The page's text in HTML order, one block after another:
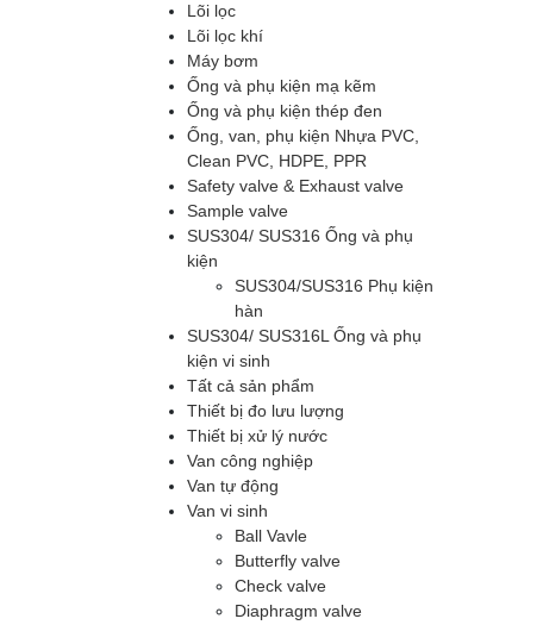
Lõi lọc
Lõi lọc khí
Máy bơm
Ống và phụ kiện mạ kẽm
Ống và phụ kiện thép đen
Ống, van, phụ kiện Nhựa PVC,
Clean PVC, HDPE, PPR
Safety valve & Exhaust valve
Sample valve
SUS304/ SUS316 Ống và phụ
kiện
SUS304/SUS316 Phụ kiện
hàn
SUS304/ SUS316L Ống và phụ
kiện vi sinh
Tất cả sản phẩm
Thiết bị đo lưu lượng
Thiết bị xử lý nước
Van công nghiệp
Van tự động
Van vi sinh
Ball Vavle
Butterfly valve
Check valve
Diaphragm valve